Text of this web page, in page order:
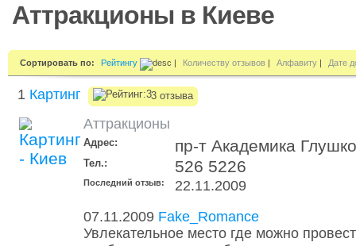
Аттракционы в Киеве
Сортировать по: Рейтингу | Количеству отзывов | Алфавиту | Дате
1 Картинг 3 отзыва
Аттракционы
Адрес: пр-т Академика
Тел.: 526 5226
Последний отзыв:
22.11.2009
07.11.2009 Fake_Romance
Увлекательное место где можно